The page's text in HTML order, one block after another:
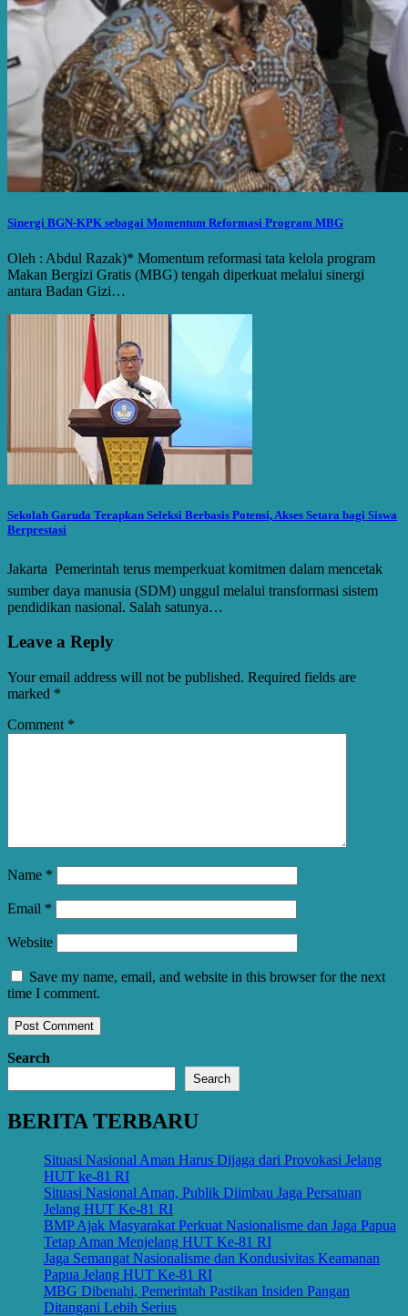
Sinergi BGN-KPK sebagai Momentum Reformasi Program MBG
Oleh : Abdul Razak)* Momentum reformasi tata kelola program
Makan Bergizi Gratis (MBG) tengah diperkuat melalui sinergi
antara Badan Gizi…
Sekolah Garuda Terapkan Seleksi Berbasis Potensi, Akses Setara bagi Siswa
Berprestasi
Jakarta  Pemerintah terus memperkuat komitmen dalam mencetak
sumber daya manusia (SDM) unggul melalui transformasi sistem
pendidikan nasional. Salah satunya…
Leave a Reply
Your email address will not be published. Required fields are
marked *
Comment *
Name *
Email *
Website
Save my name, email, and website in this browser for the next
time I comment.
Search
Search
BERITA TERBARU
Situasi Nasional Aman Harus Dijaga dari Provokasi Jelang
HUT ke-81 RI
Situasi Nasional Aman, Publik Diimbau Jaga Persatuan
Jelang HUT Ke-81 RI
BMP Ajak Masyarakat Perkuat Nasionalisme dan Jaga Papua
Tetap Aman Menjelang HUT Ke-81 RI
Jaga Semangat Nasionalisme dan Kondusivitas Keamanan
Papua Jelang HUT Ke-81 RI
MBG Dibenahi, Pemerintah Pastikan Insiden Pangan
Ditangani Lebih Serius